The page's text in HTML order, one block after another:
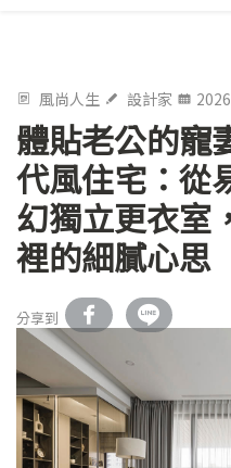
風尚人生 設計家
體貼老公的寵
代風住宅：從
幻獨立更衣室
裡的細膩心思
分享到